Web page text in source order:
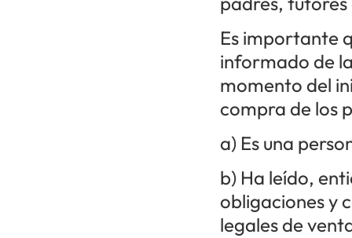
Es importante
informado de
momento del
compra de los
a) Es una
b) Ha leído,
obligaciones y
legales de